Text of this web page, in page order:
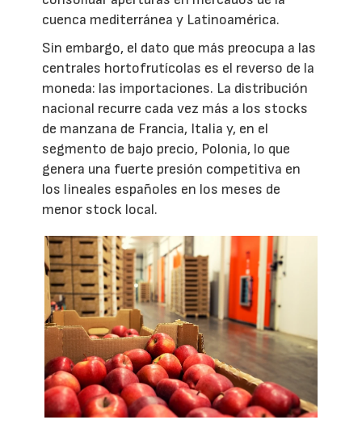
cuenca mediterránea y Latinoamérica.
Sin embargo, el dato que más preocupa a las
centrales hortofrutícolas es el reverso de la
moneda: las importaciones. La distribución
nacional recurre cada vez más a los stocks
de manzana de Francia, Italia y, en el
segmento de bajo precio, Polonia, lo que
genera una fuerte presión competitiva en
los lineales españoles en los meses de
menor stock local.